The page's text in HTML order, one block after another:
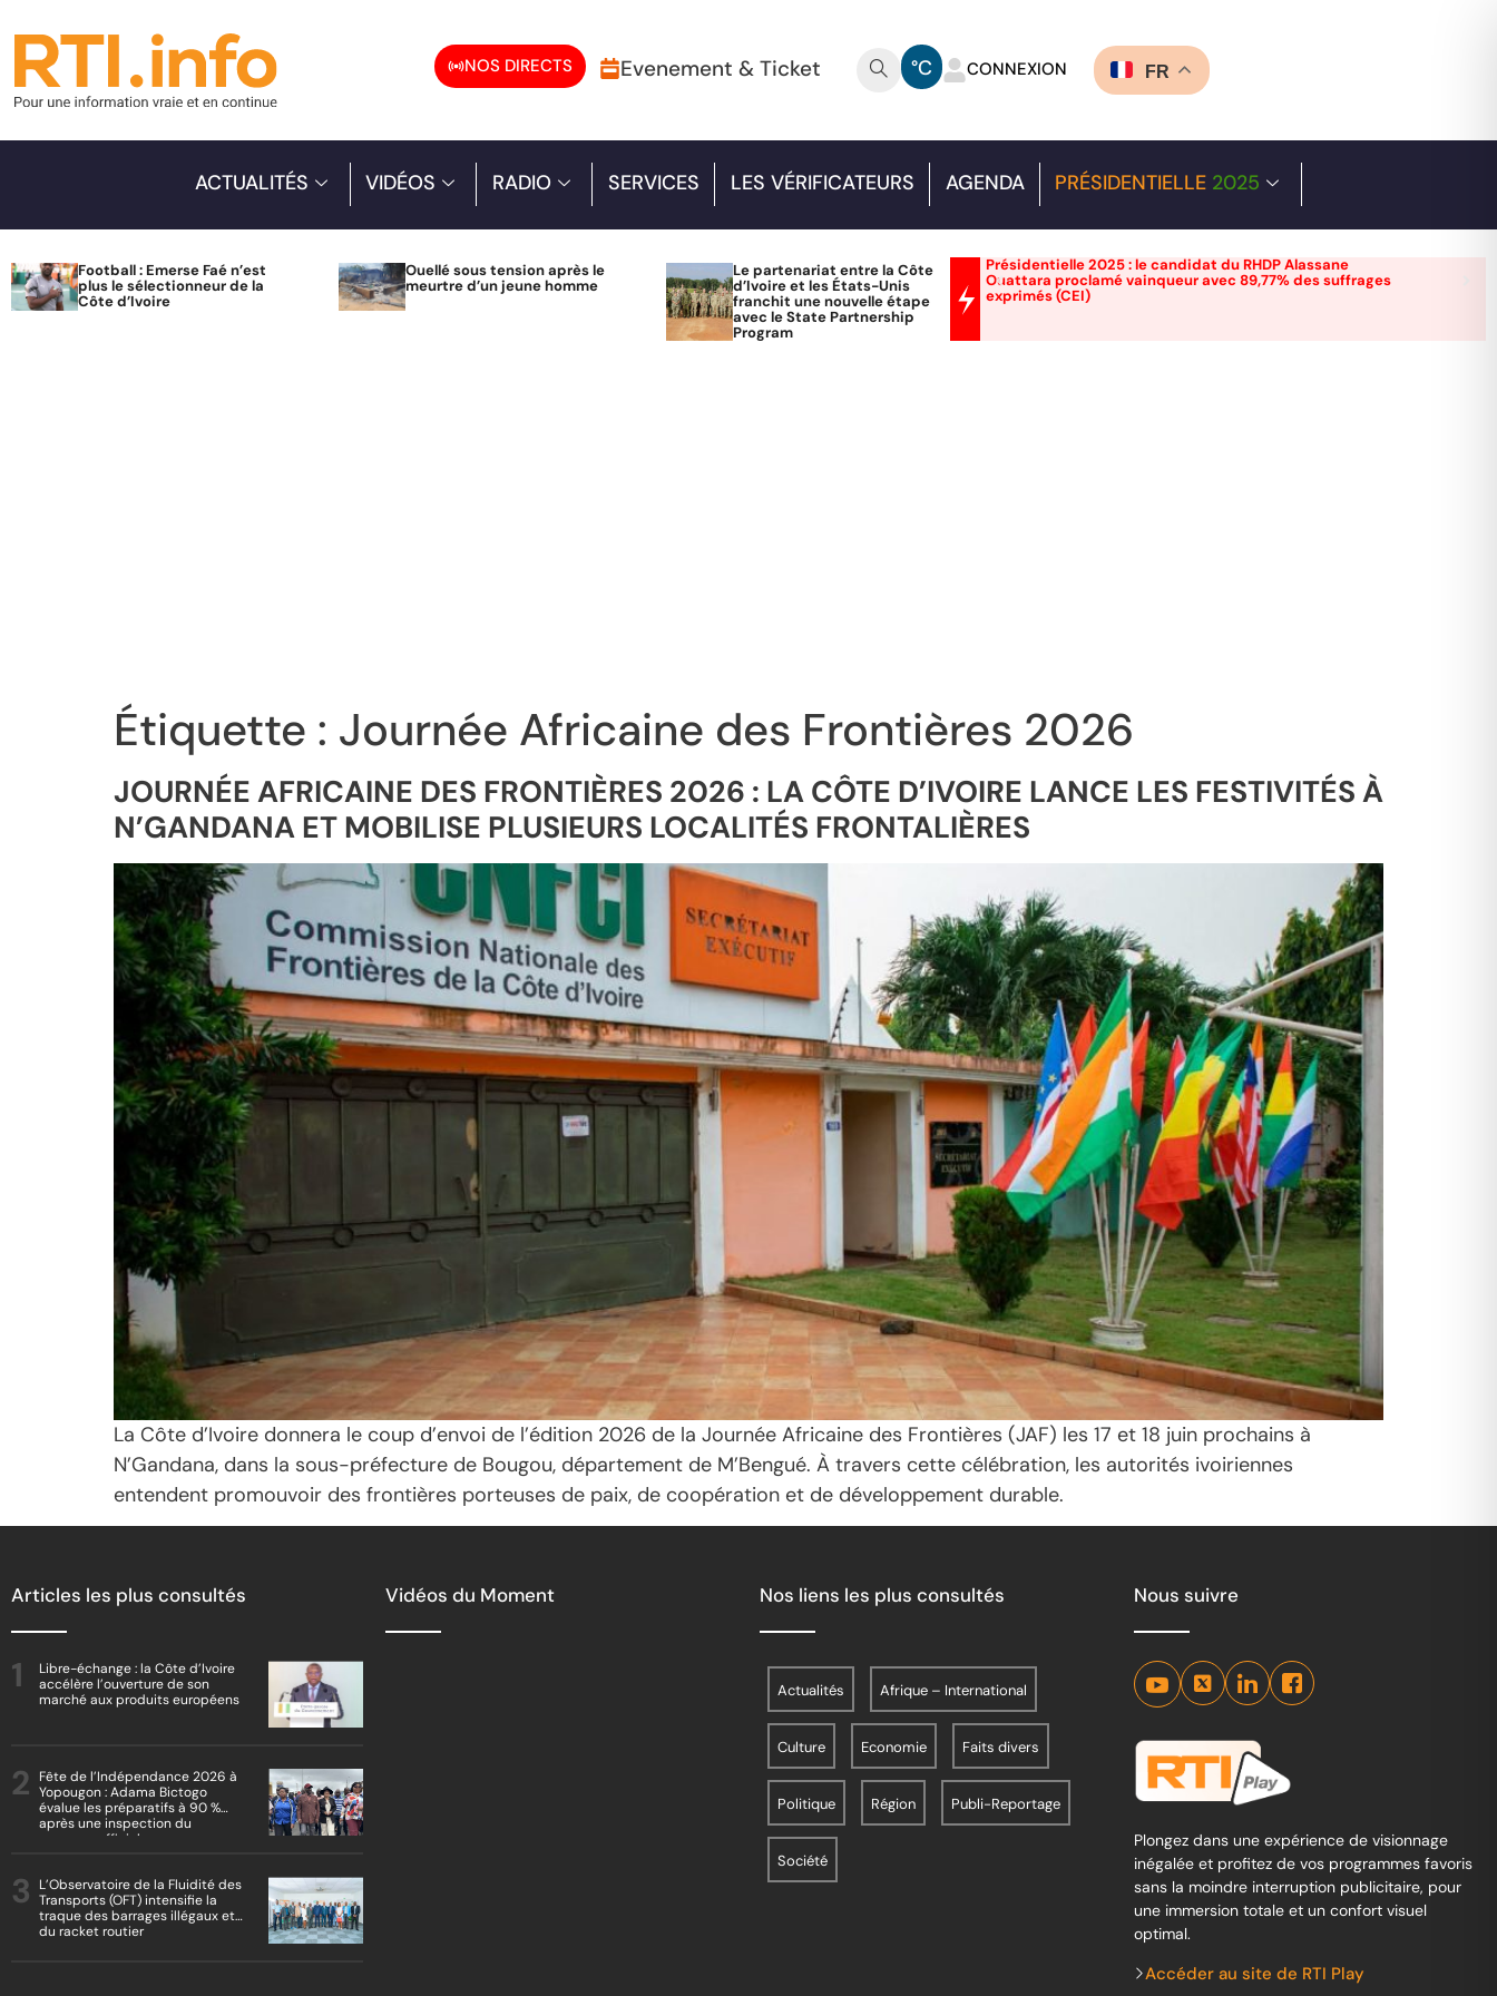
NOS DIRECTS Evenement & Ticket °C CONNEXION FR
ACTUALITÉS VIDÉOS RADIO SERVICES LES VÉRIFICATEURS AGENDA PRÉSIDENTIELLE 2025
Football : Emerse Faé n’est
plus le sélectionneur de la
Côte d’Ivoire
Ouellé sous tension après le
meurtre d’un jeune homme
Le partenariat entre la Côte
d’Ivoire et les États-Unis
franchit une nouvelle étape
avec le State Partnership
Program
Présidentielle 2025 : le candidat du RHDP Alassane
Ouattara proclamé vainqueur avec 89,77% des suffrages
exprimés (CEI)
Étiquette : Journée Africaine des Frontières 2026
JOURNÉE AFRICAINE DES FRONTIÈRES 2026 : LA CÔTE D’IVOIRE LANCE LES FESTIVITÉS À
N’GANDANA ET MOBILISE PLUSIEURS LOCALITÉS FRONTALIÈRES
La Côte d’Ivoire donnera le coup d’envoi de l’édition 2026 de la Journée Africaine des Frontières (JAF) les 17 et 18 juin prochains à
N’Gandana, dans la sous-préfecture de Bougou, département de M’Bengué. À travers cette célébration, les autorités ivoiriennes
entendent promouvoir des frontières porteuses de paix, de coopération et de développement durable.
Articles les plus consultés
Libre-échange : la Côte d’Ivoire
accélère l’ouverture de son
marché aux produits européens
Fête de l’Indépendance 2026 à
Yopougon : Adama Bictogo
évalue les préparatifs à 90 %
après une inspection du
parcours officiel
L’Observatoire de la Fluidité des
Transports (OFT) intensifie la
traque des barrages illégaux et
du racket routier
Vidéos du Moment Nos liens les plus consultés
Actualités Afrique – International
Culture Economie Faits divers
Politique Région Publi-Reportage
Société
Nous suivre
Plongez dans une expérience de visionnage
inégalée et profitez de vos programmes favoris
sans la moindre interruption publicitaire, pour
une immersion totale et un confort visuel
optimal.
Accéder au site de RTI Play